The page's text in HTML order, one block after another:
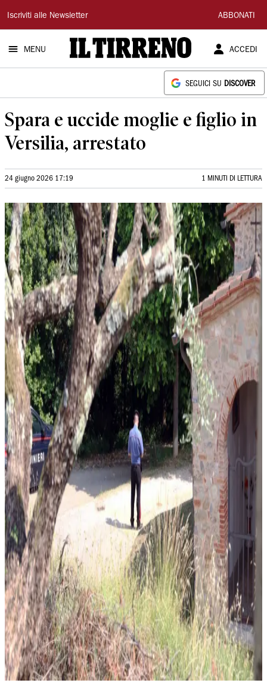
Il
Tirreno
Iscriviti alle Newsletter ABBONATI
MENU ACCEDI
SEGUICI SU DISCOVER
Spara e uccide moglie e figlio in
Versilia, arrestato
24 giugno 2026 17:19 1 MINUTI DI LETTURA